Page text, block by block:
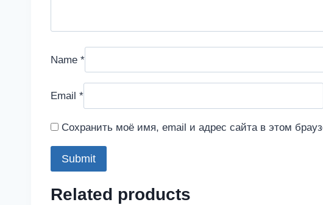
Name *
Email *
Сохранить моё имя, email и адрес сайта в этом
Related products